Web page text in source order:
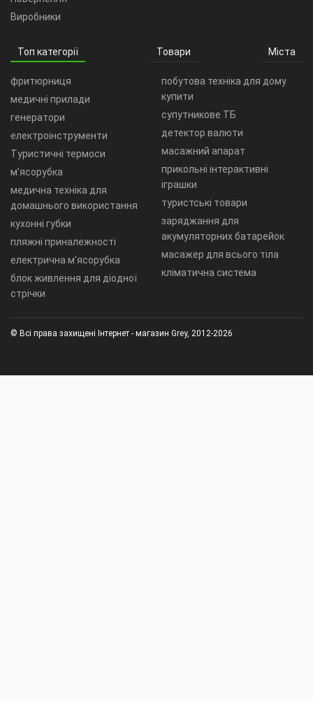
Виробники
Топ категорії Товари Міста
фритюрниця
медичні прилади
генератори
електроінструменти
Туристичні термоси
м’ясорубка
медична техніка для
домашнього використання
кухонні губки
пляжні приналежності
електрична м'ясорубка
блок живлення для діодної
стрічки
побутова техніка для дому
купити
супутникове ТБ
детектор валюти
масажний апарат
прикольні інтерактивні
іграшки
туристські товари
заряджання для
акумуляторних батарейок
масажер для всього тіла
кліматична система
© Всі права захищені Інтернет - магазин Grey, 2012-2026